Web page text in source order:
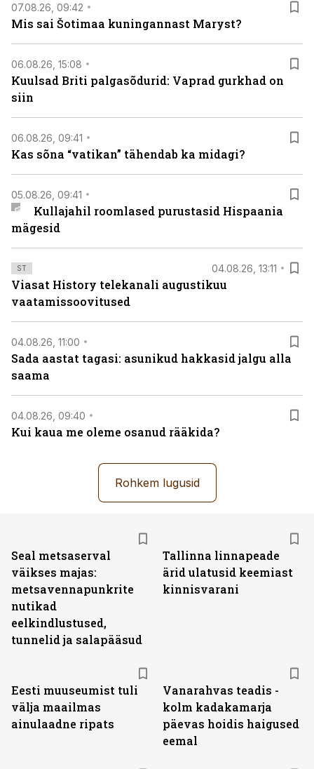
07.08.26, 09:42
Mis sai Šotimaa kuningannast Maryst?
06.08.26, 15:08
Kuulsad Briti palgasõdurid: Vaprad gurkhad on
siin
06.08.26, 09:41
Kas sõna “vatikan” tähendab ka midagi?
05.08.26, 09:41
Kullajahil roomlased purustasid Hispaania
mägesid
ST 04.08.26, 13:11
Viasat History telekanali augustikuu
vaatamissoovitused
04.08.26, 11:00
Sada aastat tagasi: asunikud hakkasid jalgu alla
saama
04.08.26, 09:40
Kui kaua me oleme osanud rääkida?
Rohkem lugusid
Seal metsaserval
väikses majas:
metsavennapunkrite
nutikad
eelkindlustused,
tunnelid ja salapääsud
Tallinna linnapeade
ärid ulatusid keemiast
kinnisvarani
Eesti muuseumist tuli
välja maailmas
ainulaadne ripats
Vanarahvas teadis -
kolm kadakamarja
päevas hoidis haigused
eemal